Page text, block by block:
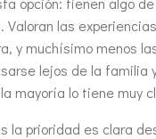
Valoran las
y muchísimo menos
lejos de la familia
mayoría lo tiene muy
la prioridad es clara